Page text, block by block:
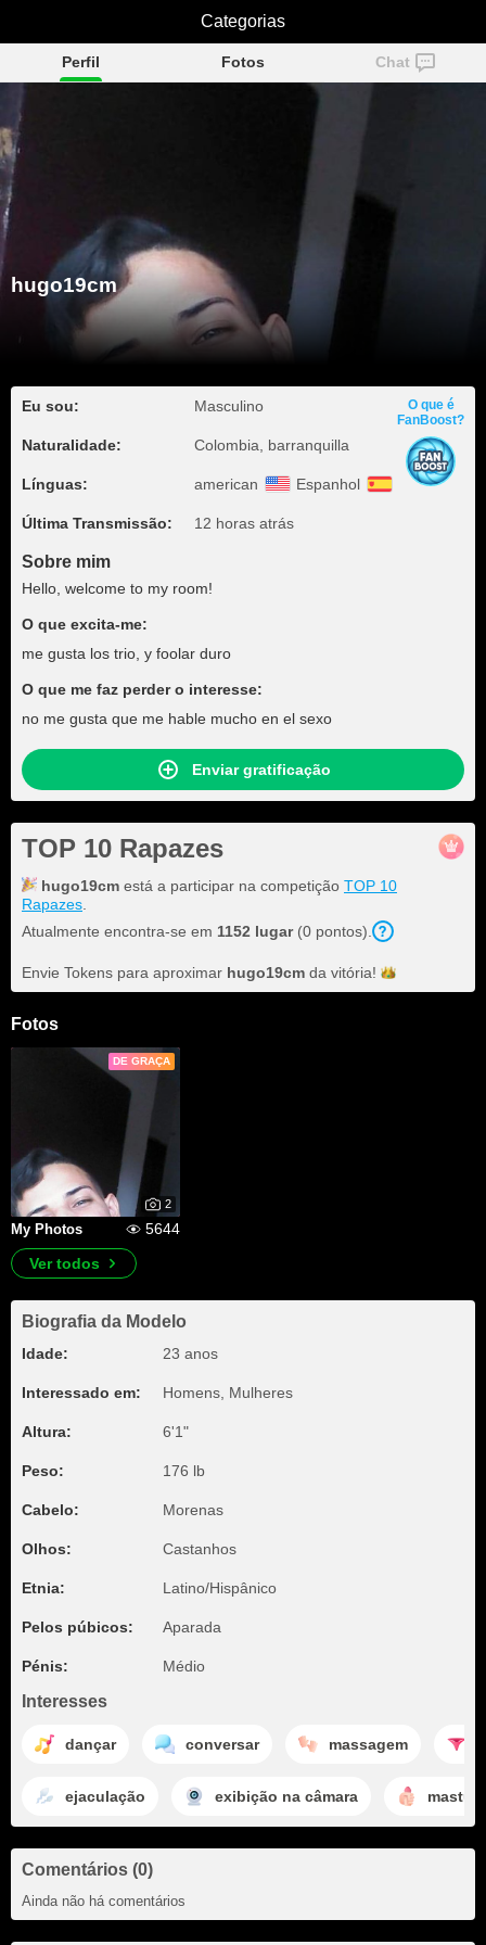
hugo19cm
Perfil Fotos Chat
hugo19cm
Eu sou: Masculino
Naturalidade: Colombia, barranquilla
Línguas: american Espanhol
Última Transmissão: 12 horas atrás
O que é
FanBoost?
Sobre mim
Hello, welcome to my room!
O que excita-me:
me gusta los trio, y foolar duro
O que me faz perder o interesse:
no me gusta que me hable mucho en el sexo
Enviar gratificação
TOP 10 Rapazes
hugo19cm está a participar na competição TOP 10
Rapazes
Atualmente encontra-se em 1152 lugar(0 pontos).
Envie Tokens para aproximar hugo19cm da vitória!
Fotos
DE GRAÇA
2
My Photos
5644
Ver todos
Biografia da Modelo
Idade: 23 anos
Interessado em: Homens, Mulheres
Altura: 6'1"
Peso: 176 lb
Cabelo: Morenas
Olhos: Castanhos
Etnia: Latino/Hispânico
Pelos púbicos: Aparada
Pénis: Médio
Interesses
dançar conversar massagem
ejaculação exibição na câmara
Comentários (0)
Ainda não há comentários
Categorias